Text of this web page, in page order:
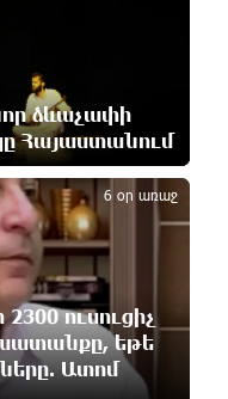
մասին
չունի, ինչո՞ւ
են, իսկ մյուս
Էդմոն
15 րոպե առաջ
օր է, այսօր
դատում են Ամենայն
9 րոպե առաջ
ձևաչափի
Հայաստանում
ուսուցիչ
եթե
Ատոմ
6 օր առաջ